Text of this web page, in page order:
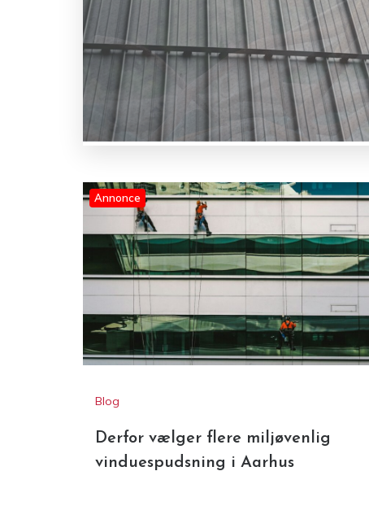
Annonce
Blog
Derfor vælger flere miljøvenlig
vinduespudsning i Aarhus